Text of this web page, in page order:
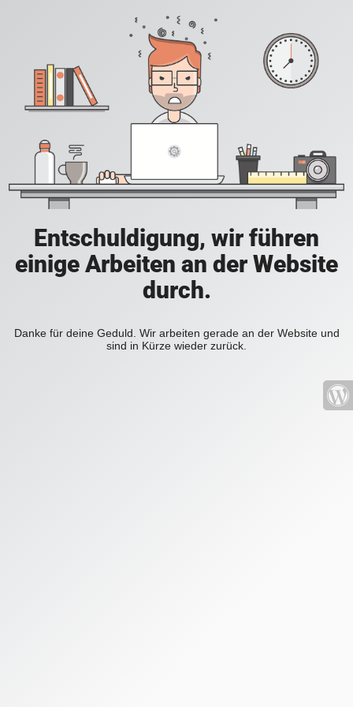
Entschuldigung, wir führen
einige Arbeiten an der Website
durch.
Danke für deine Geduld. Wir arbeiten gerade an der Website und
sind in Kürze wieder zurück.